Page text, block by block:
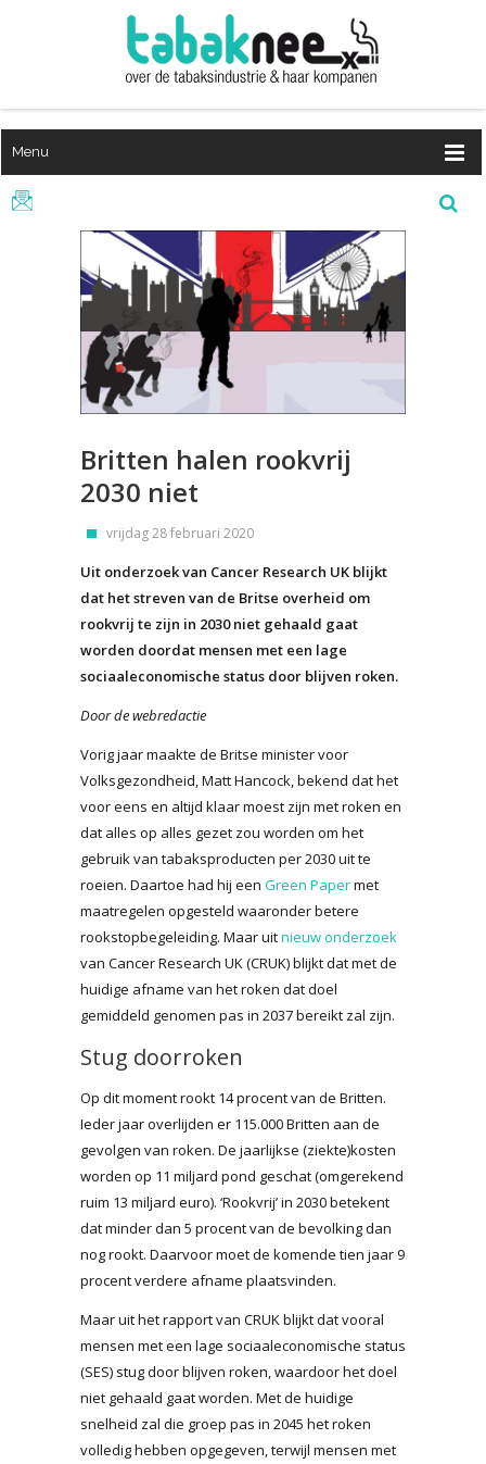
Menu
Britten halen rookvrij
2030 niet
vrijdag 28 februari 2020
Uit onderzoek van Cancer Research UK blijkt
dat het streven van de Britse overheid om
rookvrij te zijn in 2030 niet gehaald gaat
worden doordat mensen met een lage
sociaaleconomische status door blijven roken.
Door de webredactie
Vorig jaar maakte de Britse minister voor
Volksgezondheid, Matt Hancock, bekend dat het
voor eens en altijd klaar moest zijn met roken en
dat alles op alles gezet zou worden om het
gebruik van tabaksproducten per 2030 uit te
roeien. Daartoe had hij een Green Papermet
maatregelen opgesteld waaronder betere
rookstopbegeleiding. Maar uitnieuw onderzoek
van Cancer Research UK (CRUK) blijkt dat met de
huidige afname van het roken dat doel
gemiddeld genomen pas in 2037 bereikt zal zijn.
Stug doorroken
Op dit moment rookt 14 procent van de Britten.
Ieder jaar overlijden er 115.000 Britten aan de
gevolgen van roken. De jaarlijkse (ziekte)kosten
worden op 11 miljard pond geschat (omgerekend
ruim 13 miljard euro). ‘Rookvrij’ in 2030 betekent
dat minder dan 5 procent van de bevolking dan
nog rookt. Daarvoor moet de komende tien jaar 9
procent verdere afname plaatsvinden.
Maar uit het rapport van CRUK blijkt dat vooral
mensen met een lage sociaaleconomische status
(SES) stug door blijven roken, waardoor het doel
niet gehaald gaat worden. Met de huidige
snelheid zal die groep pas in 2045 het roken
volledig hebben opgegeven, terwijl mensen met